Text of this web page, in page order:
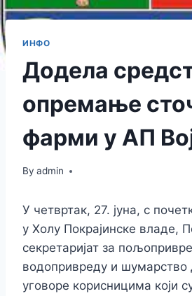
ИНФО
Додела
опремање
фарми у АП
By admin
У четвртак, 27. јуна, с
у Холу Покрајинске владе,
секретаријат за
водопривреду и шумарство
уговоре корисницима који